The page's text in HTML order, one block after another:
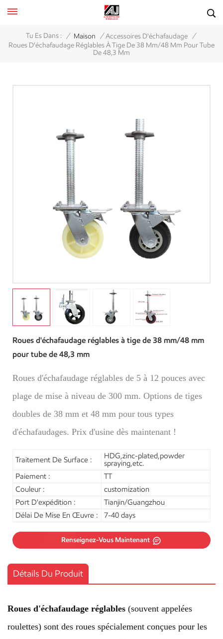
Tu Es Dans : / Maison / Accessoires D'échafaudage /
Roues D'échafaudage Réglables À Tige De 38 Mm/48 Mm Pour Tube
De 48,3 Mm
Roues d'échafaudage réglables à tige de 38 mm/48 mm
pour tube de 48,3 mm
Roues d'échafaudage réglables de 5 à 12 pouces avec
plage de mise à niveau de 300 mm. Options de tiges
doubles de 38 mm et 48 mm pour tous types
d'échafaudages. Prix d'usine dès maintenant !
Traitement De Surface :
HDG,zinc-plated,powder
spraying,etc.
Paiement :
TT
Couleur :
customization
Port D'expédition :
Tianjin/Guangzhou
Délai De Mise En Œuvre :
7-40 days
Renseignez-Vous Maintenant
Détails Du Produit
Roues d'échafaudage réglables (souvent appelées
roulettes) sont des roues spécialement conçues pour les